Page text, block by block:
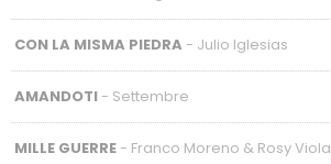
CON LA MISMA PIEDRA - Julio Iglesias
AMANDOTI- Settembre
MILLE GUERRE- Franco Moreno & Rosy Viola